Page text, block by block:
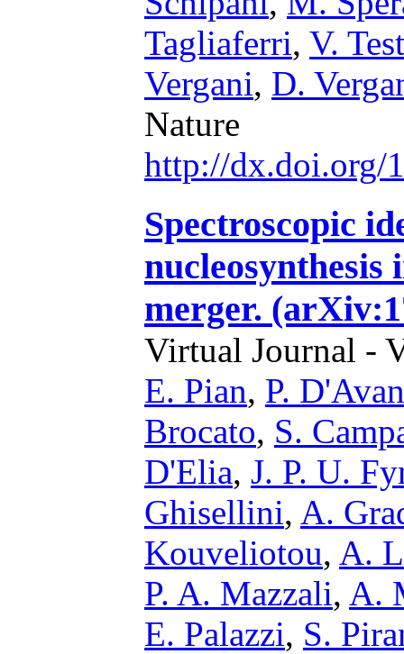
Tagliaferri, V.
Vergani, D.
Nature
http://dx.doi.org/
Spectroscopic
nucleosynthesis
merger.
Virtual Journal -
E. Pian, P.
Brocato, S.
D'Elia, J. P. U.
Ghisellini, A.
Kouveliotou, A.
P. A. Mazzali, A.
E. Palazzi, S.